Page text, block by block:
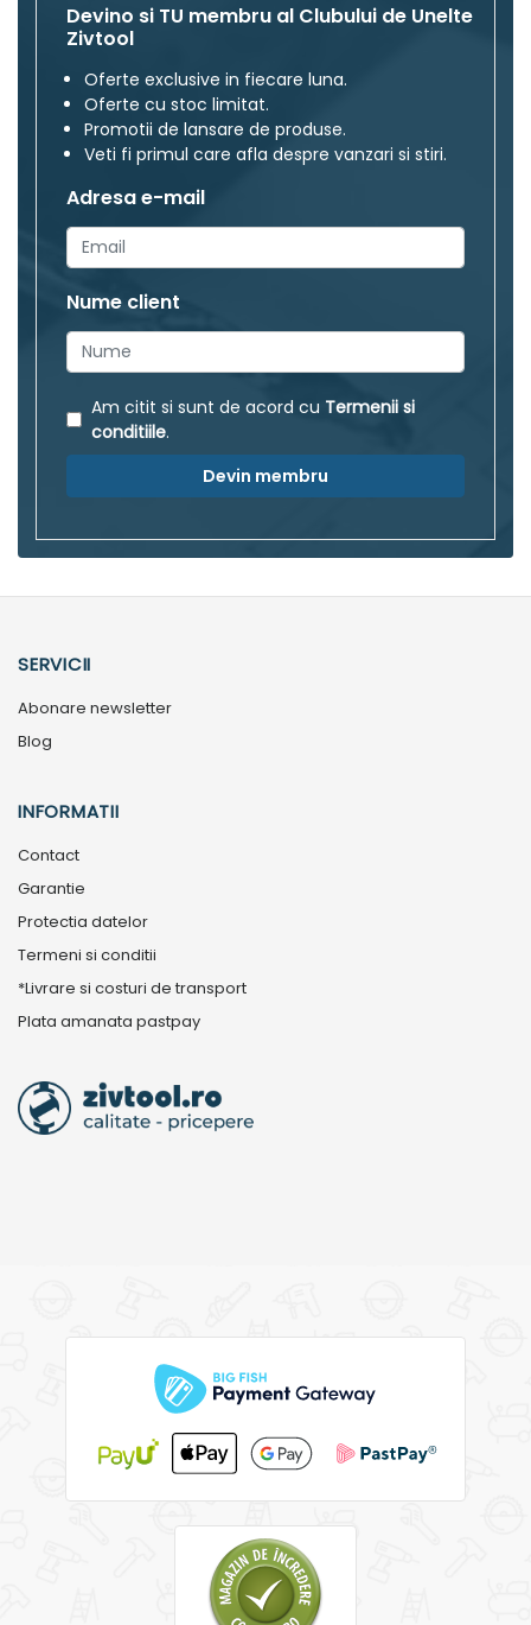
Devino si TU membru al Clubului de Unelte
Zivtool
Oferte exclusive in fiecare luna.
Oferte cu stoc limitat.
Promotii de lansare de produse.
Veti fi primul care afla despre vanzari si stiri.
Adresa e-mail
Nume client
Am citit si sunt de acord cu Termenii si
conditiile.
Devin membru
SERVICII
Abonare newsletter
Blog
INFORMATII
Contact
Garantie
Protectia datelor
Termeni si conditii
*Livrare si costuri de transport
Plata amanata pastpay